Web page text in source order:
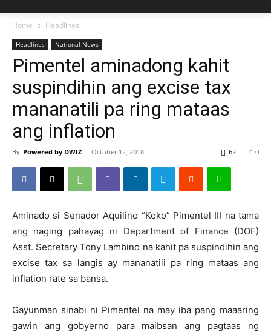
Home Headlines
Headlines National News
Pimentel aminadong kahit
suspindihin ang excise tax
mananatili pa ring mataas
ang inflation
By Powered by DWIZ - October 12, 2018 0
62
Aminado si Senador Aquilino “Koko” Pimentel III na tama
ang naging pahayag ni Department of Finance (DOF)
Asst. Secretary Tony Lambino na kahit pa suspindihin ang
excise tax sa langis ay mananatili pa ring mataas ang
inflation rate sa bansa.
Gayunman sinabi ni Pimentel na may iba pang maaaring
gawin ang gobyerno para maibsan ang pagtaas ng